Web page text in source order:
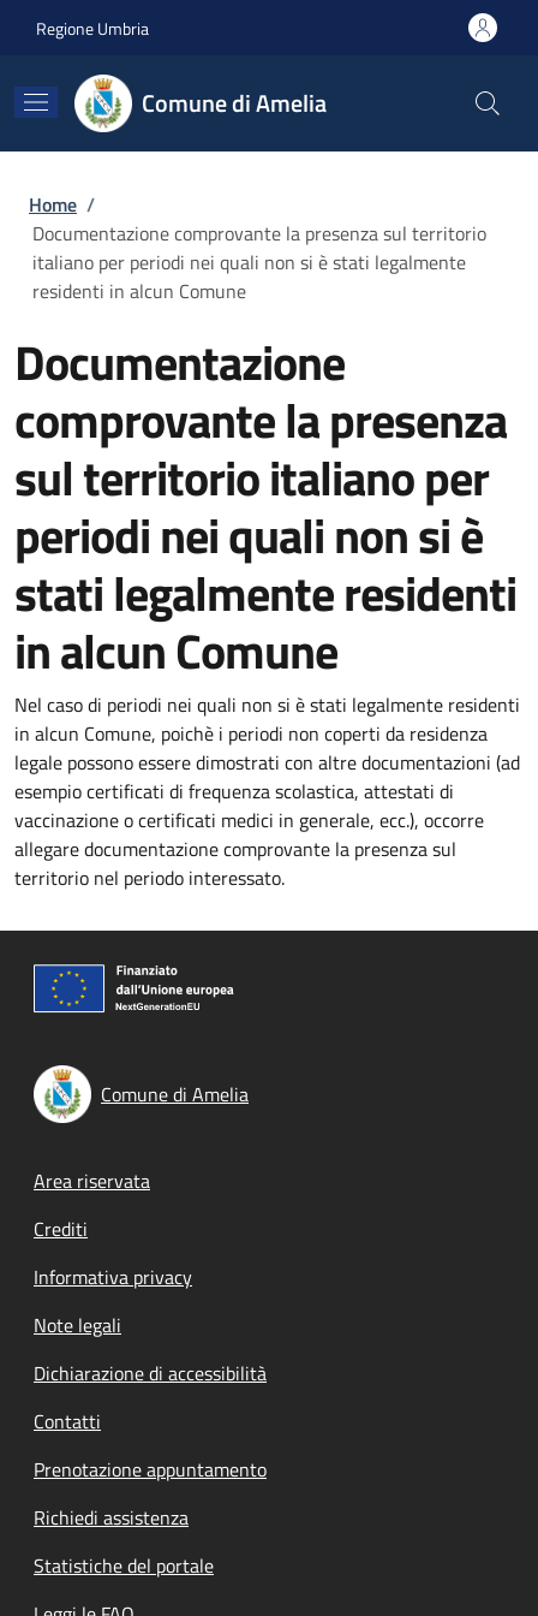
Regione Umbria
Comune di Amelia
Briciole di pane
Home /
Documentazione comprovante la presenza sul territorio
italiano per periodi nei quali non si è stati legalmente
residenti in alcun Comune
Documentazione
comprovante la presenza
sul territorio italiano per
periodi nei quali non si è
stati legalmente residenti
in alcun Comune
Nel caso di periodi nei quali non si è stati legalmente residenti
in alcun Comune, poichè i periodi non coperti da residenza
legale possono essere dimostrati con altre documentazioni (ad
esempio certificati di frequenza scolastica, attestati di
vaccinazione o certificati medici in generale, ecc.), occorre
allegare documentazione comprovante la presenza sul
territorio nel periodo interessato.
Comune di Amelia
Footer menu
Area riservata
Crediti
Informativa privacy
Note legali
Dichiarazione di accessibilità
Contatti
Prenotazione appuntamento
Richiedi assistenza
Statistiche del portale